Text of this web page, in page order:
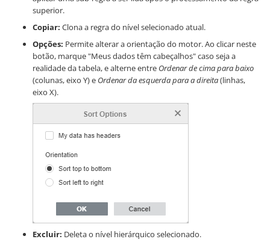
superior.
Copiar: Clona a regra do nível selecionado atual.
Opções: Permite alterar a orientação do motor. Ao clicar neste
botão, marque "Meus dados têm cabeçalhos" caso seja a
realidade da tabela, e alterne entre Ordenar de cima para baixo
(colunas, eixo Y) e Ordenar da esquerda para a direita(linhas,
eixo X).
Excluir: Deleta o nível hierárquico selecionado.